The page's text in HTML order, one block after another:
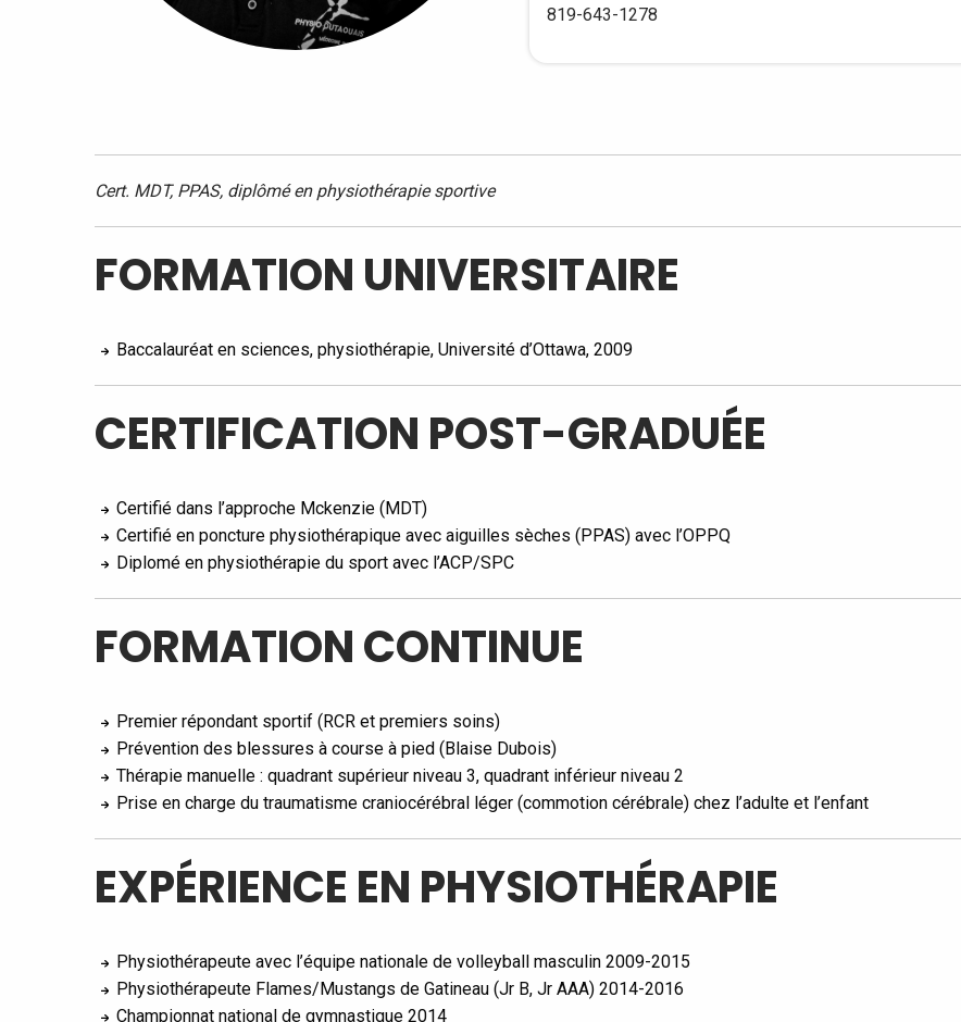
819-643-1278
Cert. MDT, PPAS, diplômé en physiothérapie sportive
FORMATION UNIVERSITAIRE
Baccalauréat en sciences, physiothérapie, Université d’Ottawa, 2009
CERTIFICATION POST-GRADUÉE
Certifié dans l’approche Mckenzie (MDT)
Certifié en poncture physiothérapique avec aiguilles sèches (PPAS) avec l’OPPQ
Diplomé en physiothérapie du sport avec l’ACP/SPC
FORMATION CONTINUE
Premier répondant sportif (RCR et premiers soins)
Prévention des blessures à course à pied (Blaise Dubois)
Thérapie manuelle : quadrant supérieur niveau 3, quadrant inférieur niveau 2
Prise en charge du traumatisme craniocérébral léger (commotion cérébrale) chez l’adulte et l’enfant
EXPÉRIENCE EN PHYSIOTHÉRAPIE
Physiothérapeute avec l’équipe nationale de volleyball masculin 2009-2015
Physiothérapeute Flames/Mustangs de Gatineau (Jr B, Jr AAA) 2014-2016
Championnat national de gymnastique 2014